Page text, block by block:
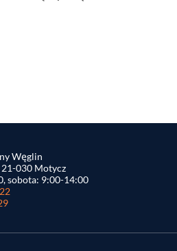
Węglin
030 Motycz
sobota: 9:00-14:00